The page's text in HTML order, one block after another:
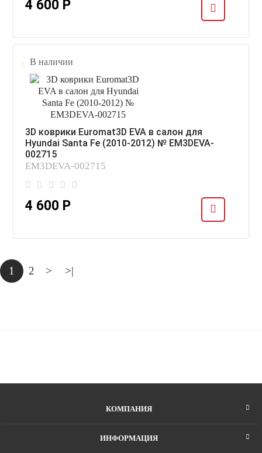
4 600 Р
В наличии
3D коврики Euromat3D EVA в салон для
Hyundai Santa Fe (2010-2012) № EM3DEVA-
002715
EM3DEVA-002715
4 600 Р
1 2 > >|
КОМПАНИЯ
ИНФОРМАЦИЯ